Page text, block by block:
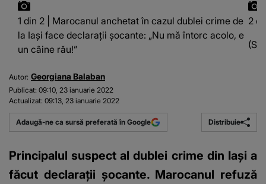
1 din 2 | Marocanul anchetat în cazul dublei crime de
la Iași face declarații șocante: „Nu mă întorc acolo, e
un câine rău!”
2
Autor: Georgiana Balaban
Publicat: 09:10, 23 ianuarie 2022
Actualizat: 09:13, 23 ianuarie 2022
Adaugă-ne ca sursă preferată în Google Distribuie
Principalul suspect al dublei crime din Iași a
făcut declarații șocante. Marocanul refuză